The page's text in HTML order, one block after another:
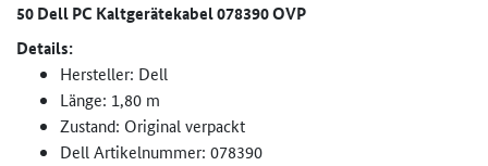
50 Dell PC Kaltgerätekabel 078390 OVP
Details:
Hersteller: Dell
Länge: 1,80 m
Zustand: Original verpackt
Dell Artikelnummer: 078390